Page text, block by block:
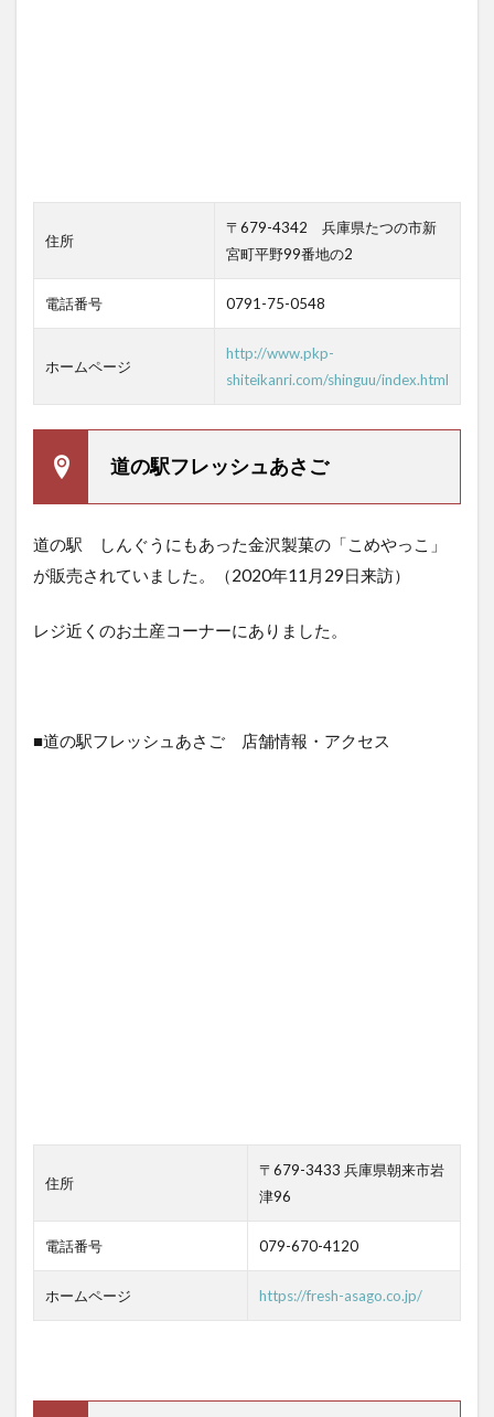
住所
〒679-4342 兵庫県たつの市新
宮町平野99番地の2
電話番号 0791-75-0548
ホームページ
http://www.pkp-
shiteikanri.com/shinguu/index.html
道の駅フレッシュあさご
道の駅 しんぐうにもあった金沢製菓の「こめやっこ」
が販売されていました。（2020年11月29日来訪）
レジ近くのお土産コーナーにありました。
■道の駅フレッシュあさご 店舗情報・アクセス
住所
〒679-3433 兵庫県朝来市岩
津96
電話番号 079-670-4120
ホームページ https://fresh-asago.co.jp/